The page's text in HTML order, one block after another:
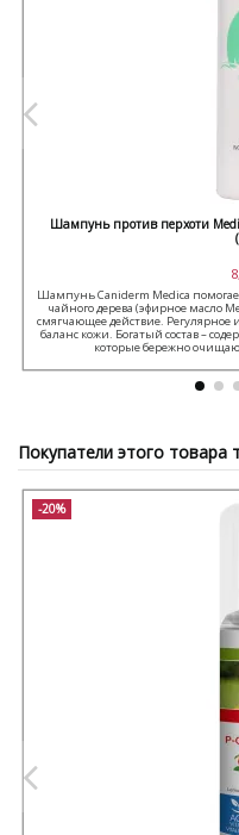
Шампунь против перхоти
Шампунь Caniderm Medica
чайного дерева (эфирное масло
смягчающее действие. Регулярное
баланс кожи. Богатый состав –
которые бережно
Покупатели этого товара
-20%